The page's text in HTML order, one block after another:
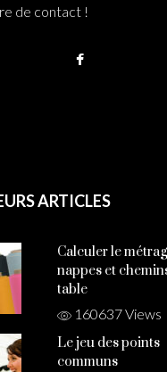
de contact !
ARTICLES
Calculer le
nappes et
table
160637 Views
Le jeu des points
communs